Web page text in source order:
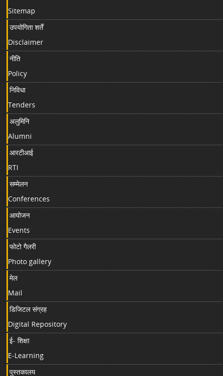
Sitemap
उपयोगिता शर्तें
Disclaimer
नीति
Policy
निविधा
Tenders
अलुमिनि
Alumni
आरटीआई
RTI
सम्मेलन
Conferences
आयोजन
Events
फोटो गैलरी
Photo gallery
मेल
Mail
डिजिटल संग्रह
Digital Repository
ई- शिक्षा
E-Learning
पुस्तकालय